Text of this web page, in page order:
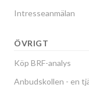
Intresseanmälan
ÖVRIGT
Köp BRF-analys
Anbudskollen - en